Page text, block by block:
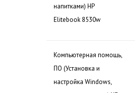
напитками) HP
Elitebook 8530w
Компьютерная помощь,
ПО (Установка и
настройка Windows,